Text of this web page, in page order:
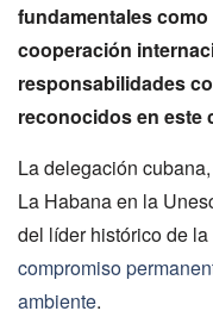
fundamentales
cooperación
responsabilidades
reconocidos en este
La delegación
La Habana en la
del líder histórico de
compromiso
ambiente.